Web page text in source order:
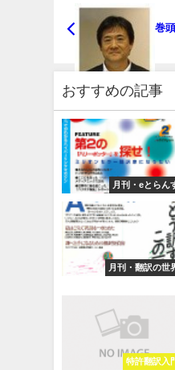
巻
おすすめの記事
月刊・eとらん
月刊・翻訳の世
特許翻訳入